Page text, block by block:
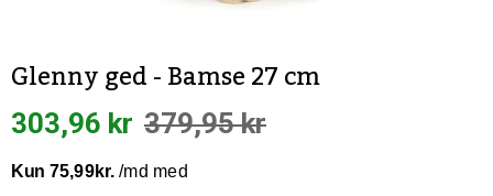
Glenny ged - Bamse 27 cm
303,96 kr 379,95 kr